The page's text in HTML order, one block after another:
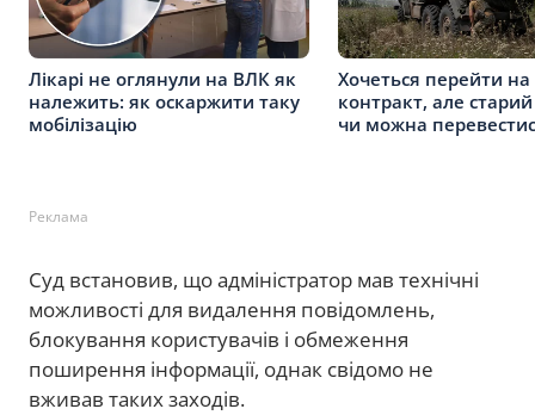
Лікарі не оглянули на ВЛК як
належить: як оскаржити таку
мобілізацію
Хочеться перейти
контракт, але
чи можна
Реклама
Суд встановив, що адміністратор мав технічні
можливості для видалення повідомлень,
блокування користувачів і обмеження
поширення інформації, однак свідомо не
вживав таких заходів.